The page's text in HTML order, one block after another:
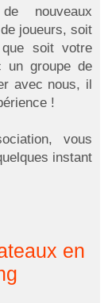
nouveaux
joueurs, soit
soit votre
un groupe de
avec nous, il
!
vous
instant
en